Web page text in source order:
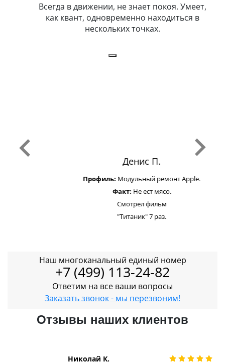
Всегда в движении, не знает покоя. Умеет,
как квант, одновременно находиться в
нескольких точках.
Денис П.
Профиль:Модульный ремонт Apple.
Не ест мясо.
Смотрел фильм
"Титаник" 7 раз.
Наш многоканальный единый номер
+7 (499) 113-24-82
Ответим на все ваши вопросы
Заказать звонок - мы перезвоним!
Отзывы наших клиентов
Николай К.